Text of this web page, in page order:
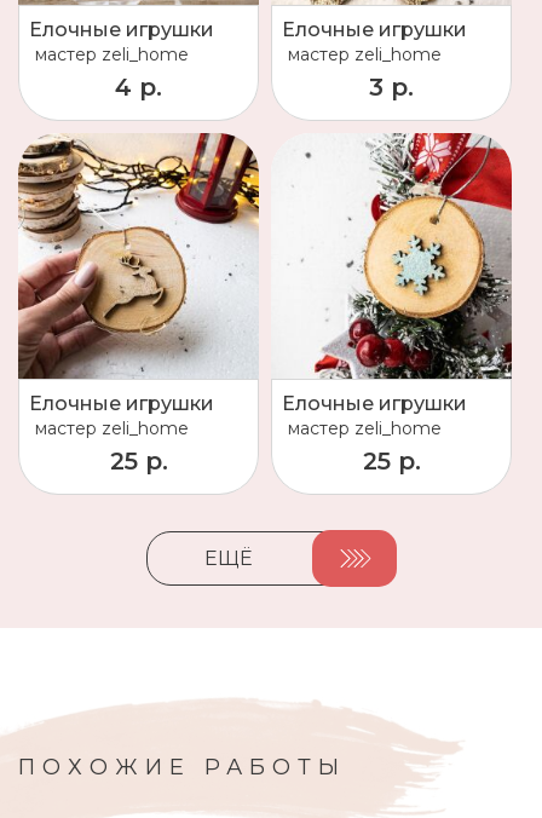
Елочные игрушки
мастер zeli_home
4 р.
Елочные игрушки
мастер zeli_home
3 р.
Елочные игрушки
мастер zeli_home
25 р.
Елочные игрушки
мастер zeli_home
25 р.
ЕЩЁ
ПОХОЖИЕ РАБОТЫ